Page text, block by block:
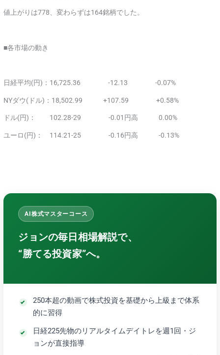
値上がりは778、変わらずは164銘柄でした。
■各市場の動き
日経平均(円)：16,725.36 -12.13 -0.07%
NYダウ(ドル)：18,502.99 +107.59 +0.58%
ドル(円)： 102.28-29 -0.01円高 0.00%
ユーロ(円)： 114.21-25 -0.16円高 -0.13%
AI株式マスターコース
ジョンの毎日相場解説で、
“勝てる投資家”へ。
250本超の動画で株式投資を基礎から上級まで体系
的に習得
日経225先物のリアルタイムデイトレを週1回・ジ
ョンが直接指導